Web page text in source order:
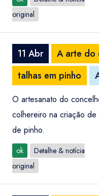
original
11 Abr
A arte do
talhas em pinho
O artesanato do
colhereiro na criação
de pinho.
ok
Detalhe & notícia
original